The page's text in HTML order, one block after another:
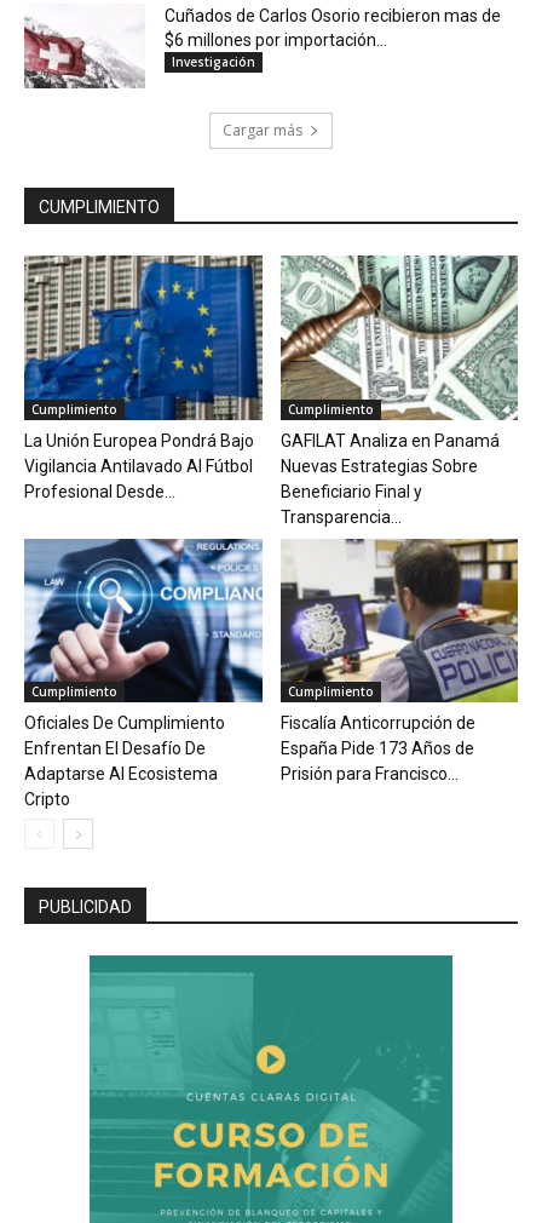
Cuñados de Carlos Osorio recibieron mas de
$6 millones por importación...
Investigación
Cargar más
CUMPLIMIENTO
Cumplimiento
La Unión Europea Pondrá Bajo
Vigilancia Antilavado Al Fútbol
Profesional Desde...
Cumplimiento
GAFILAT Analiza en Panamá
Nuevas Estrategias Sobre
Beneficiario Final y
Transparencia...
Cumplimiento
Oficiales De Cumplimiento
Enfrentan El Desafío De
Adaptarse Al Ecosistema
Cripto
Cumplimiento
Fiscalía Anticorrupción de
España Pide 173 Años de
Prisión para Francisco...
PUBLICIDAD